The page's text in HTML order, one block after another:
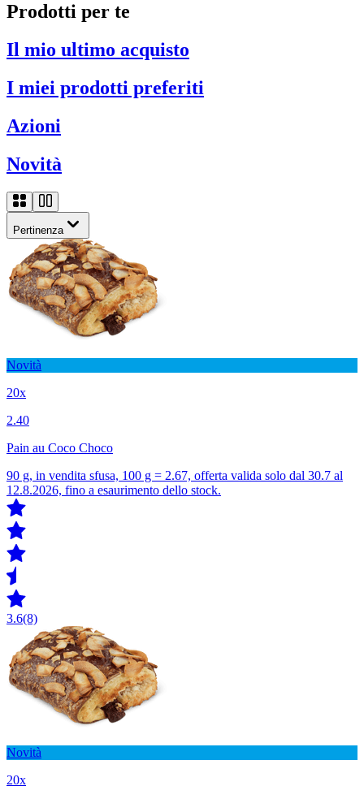
Prodotti per te
Il mio ultimo acquisto
I miei prodotti preferiti
Azioni
Novità
Pertinenza
Novità
20x
2.40
Pain au Coco Choco
90 g, in vendita sfusa, 100 g = 2.67, offerta valida solo dal 30.7 al
12.8.2026, fino a esaurimento dello stock.
3.6(8)
Novità
20x